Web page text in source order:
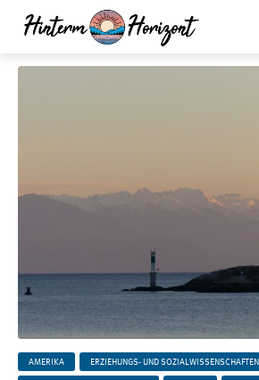
AMERIKA ERZIEHUNGS- UND SOZIALWISSENSCHAFTEN